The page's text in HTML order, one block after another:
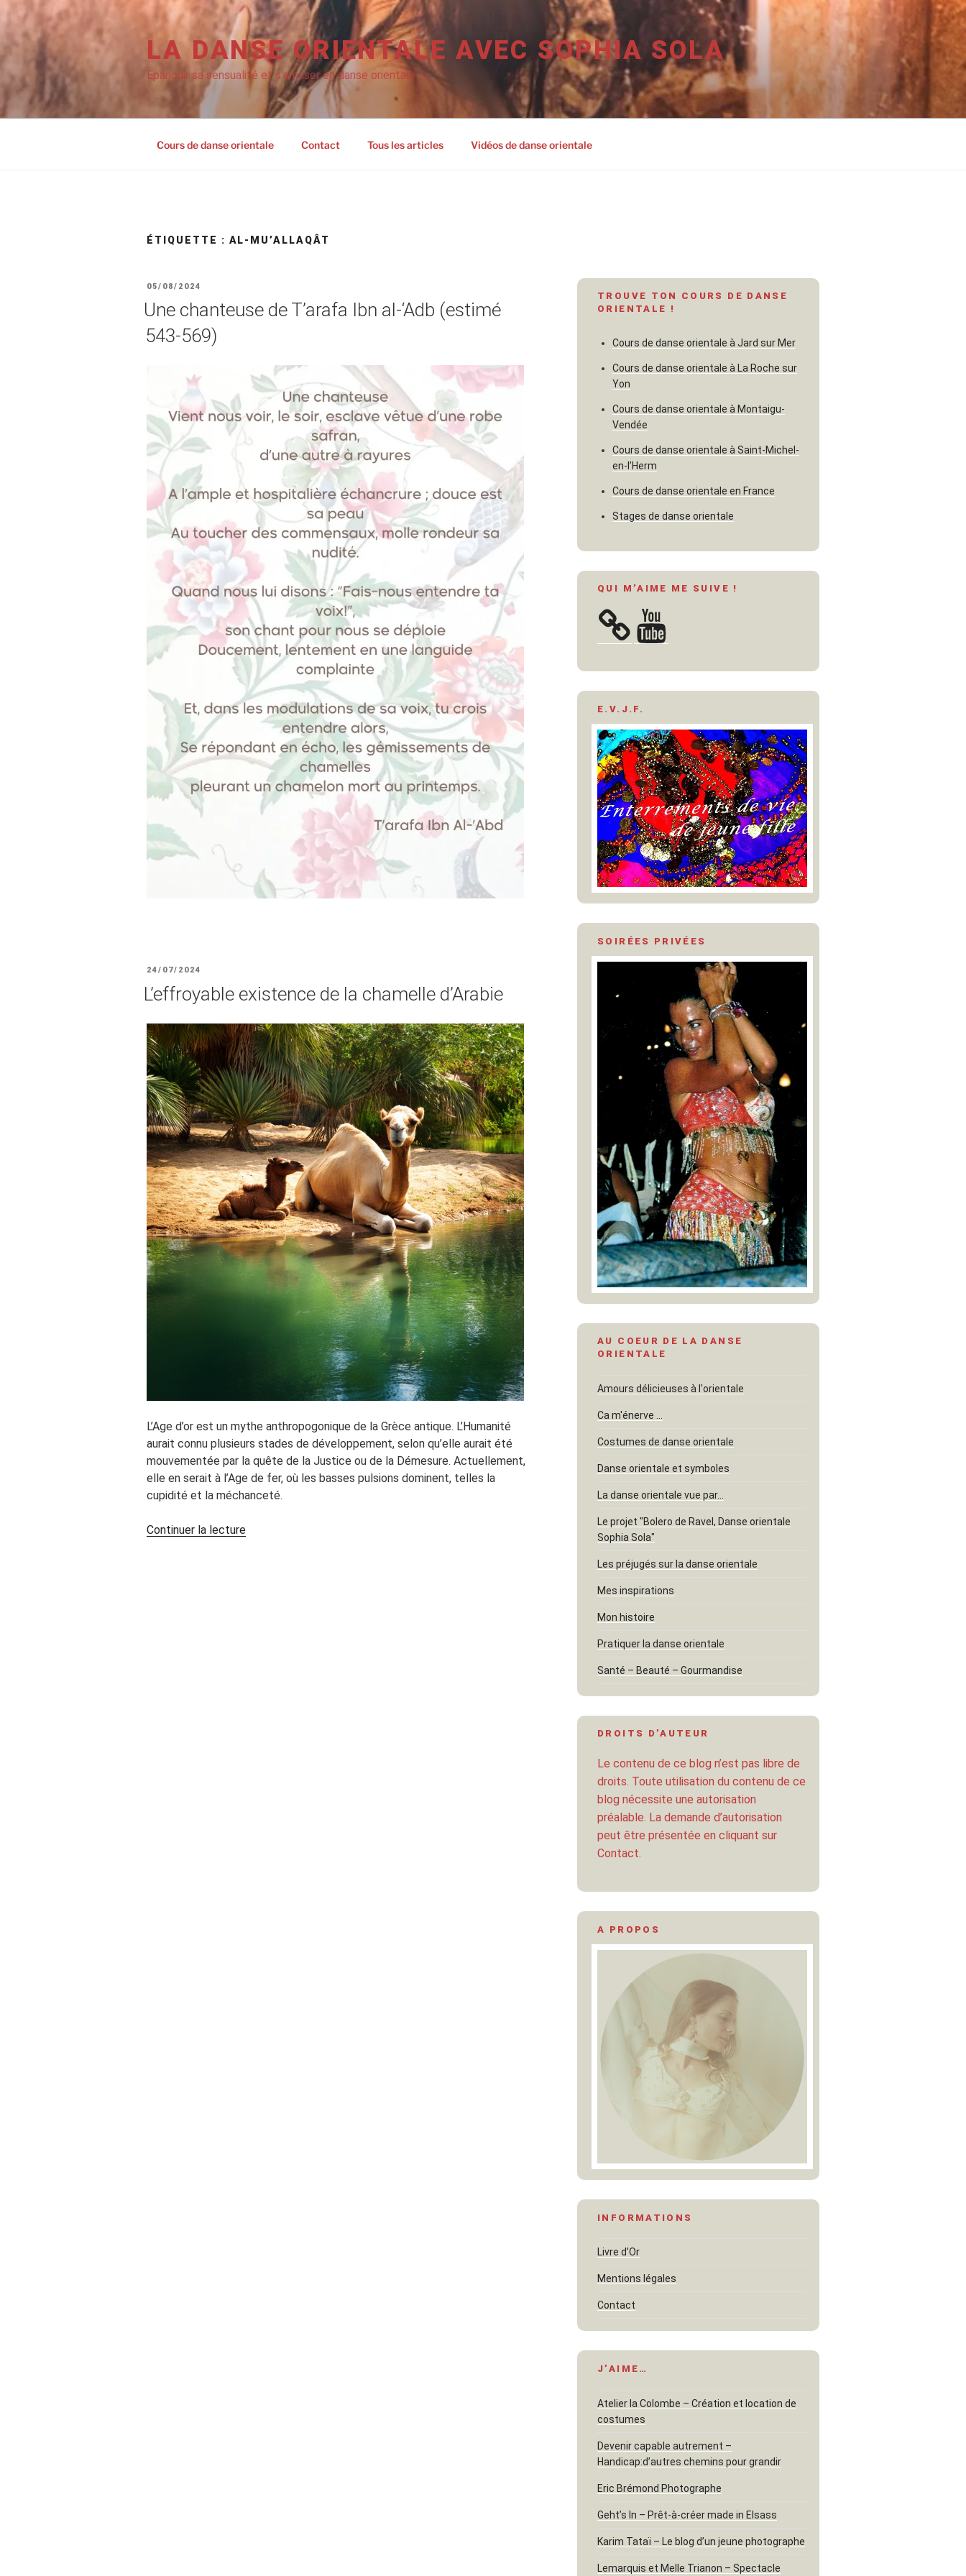
au
contenu
principal
LA DANSE ORIENTALE AVEC SOPHIA SOLA
Epanouir sa sensualité et s'amuser en danse orientale
Cours de danse orientale Contact Tous les articles Vidéos de danse orientale
ÉTIQUETTE : AL-MU’ALLAQÂT
PUBLIÉ
LE
05/08/2024
Une chanteuse de T’arafa Ibn al-‘Adb (estimé
543-569)
PUBLIÉ
LE
24/07/2024
L’effroyable existence de la chamelle d’Arabie
L’Age d’or est un mythe anthropogonique de la Grèce antique. L’Humanité
aurait connu plusieurs stades de développement, selon qu’elle aurait été
mouvementée par la quête de la Justice ou de la Démesure. Actuellement,
elle en serait à l’Age de fer, où les basses pulsions dominent, telles la
cupidité et la méchanceté.
Continuer la lecturede
TROUVE TON COURS DE DANSE
ORIENTALE !
Cours de danse orientale à Jard sur Mer
Cours de danse orientale à La Roche sur
Yon
Cours de danse orientale à Montaigu-
Vendée
Cours de danse orientale à Saint-Michel-
en-l’Herm
Cours de danse orientale en France
Stages de danse orientale
QUI M’AIME ME SUIVE !
YouTube
E.V.J.F.
SOIRÉES PRIVÉES
AU COEUR DE LA DANSE
ORIENTALE
Amours délicieuses à l'orientale
Ca m'énerve …
Costumes de danse orientale
Danse orientale et symboles
La danse orientale vue par…
Le projet "Bolero de Ravel, Danse orientale
Sophia Sola"
Les préjugés sur la danse orientale
Mes inspirations
Mon histoire
Pratiquer la danse orientale
Santé – Beauté – Gourmandise
DROITS D’AUTEUR
Le contenu de ce blog n’est pas libre de
droits. Toute utilisation du contenu de ce
blog nécessite une autorisation
préalable. La demande d’autorisation
peut être présentée en cliquant sur
Contact.
A PROPOS
INFORMATIONS
Livre d’Or
Mentions légales
Contact
J’AIME…
Atelier la Colombe – Création et location de
costumes
Devenir capable autrement –
Handicap:d’autres chemins pour grandir
Eric Brémond Photographe
Geht’s In – Prêt-à-créer made in Elsass
Karim Tataï – Le blog d’un jeune photographe
Lemarquis et Melle Trianon – Spectacle